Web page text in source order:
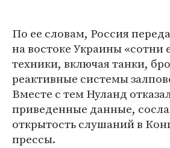
По ее словам, Россия
на востоке Украины «сотни
техники, включая танки,
реактивные системы
Вместе с тем Нуланд
приведенные данные,
открытость слушаний в
прессы.